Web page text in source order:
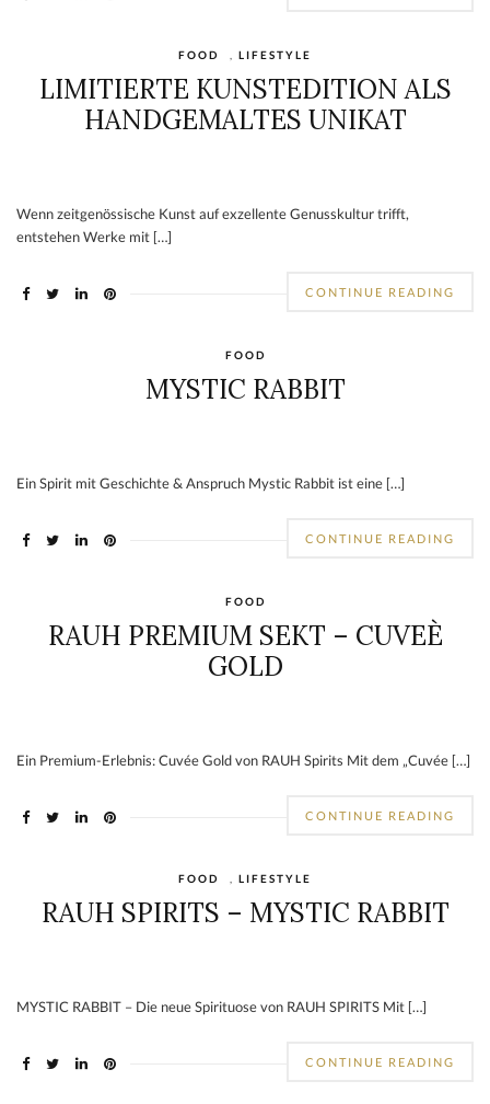
FOOD LIFESTYLE
LIMITIERTE KUNSTEDITION ALS
HANDGEMALTES UNIKAT
Wenn zeitgenössische Kunst auf exzellente Genusskultur trifft,
entstehen Werke mit […]
CONTINUE READING
FOOD
MYSTIC RABBIT
Ein Spirit mit Geschichte & Anspruch Mystic Rabbit ist eine […]
CONTINUE READING
FOOD
RAUH PREMIUM SEKT – CUVEÈ
GOLD
Ein Premium-Erlebnis: Cuvée Gold von RAUH Spirits Mit dem „Cuvée […]
CONTINUE READING
FOOD LIFESTYLE
RAUH SPIRITS – MYSTIC RABBIT
MYSTIC RABBIT – Die neue Spirituose von RAUH SPIRITS Mit […]
CONTINUE READING